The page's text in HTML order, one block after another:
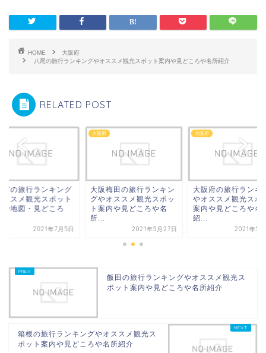
HOME
大阪府
八尾の旅行ランキングやオススメ観光スポット案内や見どころや名所紹介
RELATED POST
市の旅行ランキング
ススメ観光スポット
や地図・見どころ
2021年7月5日
大阪府
大阪梅田の旅行ランキン
グやオススメ観光スポッ
ト案内や見どころや名
所...
2021年5月27日
大阪府
大阪府の旅行ランキ
やオススメ観光スポ
案内や見どころや名
紹...
2021年5
飯田の旅行ランキングやオススメ観光ス
ポット案内や見どころや名所紹介
箱根の旅行ランキングやオススメ観光ス
ポット案内や見どころや名所紹介